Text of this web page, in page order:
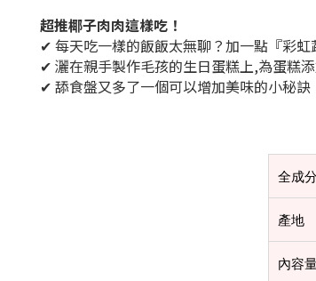
超推椰子肉肉這樣吃！
✔ 每天吃一樣的飯飯太無聊？加一點『彩
✔ 灑在親手製作毛孩的生日蛋糕上,為蛋糕
✔ 舔食盤又多了一個可以增加美味的小秘
全成
產地
內容